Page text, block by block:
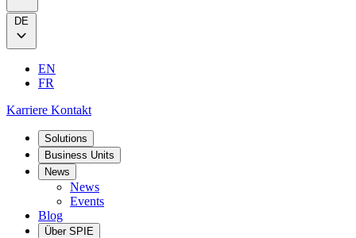
DE
EN
FR
Karriere Kontakt
Solutions
Business Units
News
News
Events
Blog
Über SPIE